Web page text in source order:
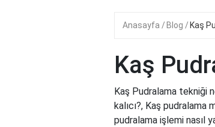
Anasayfa Blog Kaş
Kaş
Kaş Pudralama tekniği
kalıcı?, Kaş pudralama
pudralama işlemi nasıl